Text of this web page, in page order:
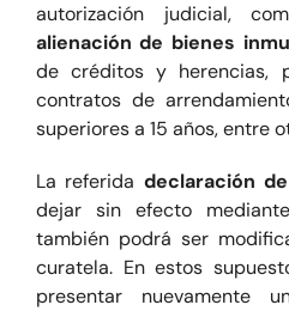
autorización judicial,
alienación de bienes
de créditos y herencias,
contratos de
superiores a 15 años, entre
La referida declaración
dejar sin efecto
también podrá ser
curatela. En estos
presentar nuevamente